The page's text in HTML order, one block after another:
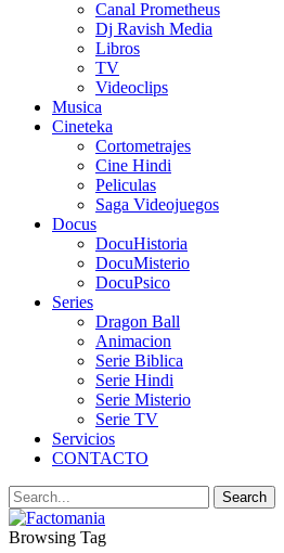
Canal Prometheus
Dj Ravish Media
Libros
TV
Videoclips
Musica
Cineteka
Cortometrajes
Cine Hindi
Peliculas
Saga Videojuegos
Docus
DocuHistoria
DocuMisterio
DocuPsico
Series
Dragon Ball
Animacion
Serie Biblica
Serie Hindi
Serie Misterio
Serie TV
Servicios
CONTACTO
Browsing Tag